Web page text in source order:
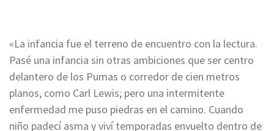
«La infancia fue el terreno de encuentro con la lectura.
Pasé una infancia sin otras ambiciones que ser centro
delantero de los Pumas o corredor de cien metros
planos, como Carl Lewis; pero una intermitente
enfermedad me puso piedras en el camino. Cuando
niño padecí asma y viví temporadas envuelto dentro de